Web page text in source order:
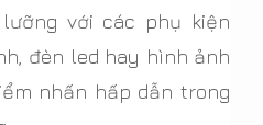
với các phụ kiện
đèn led hay hình ảnh
nhấn hấp dẫn trong